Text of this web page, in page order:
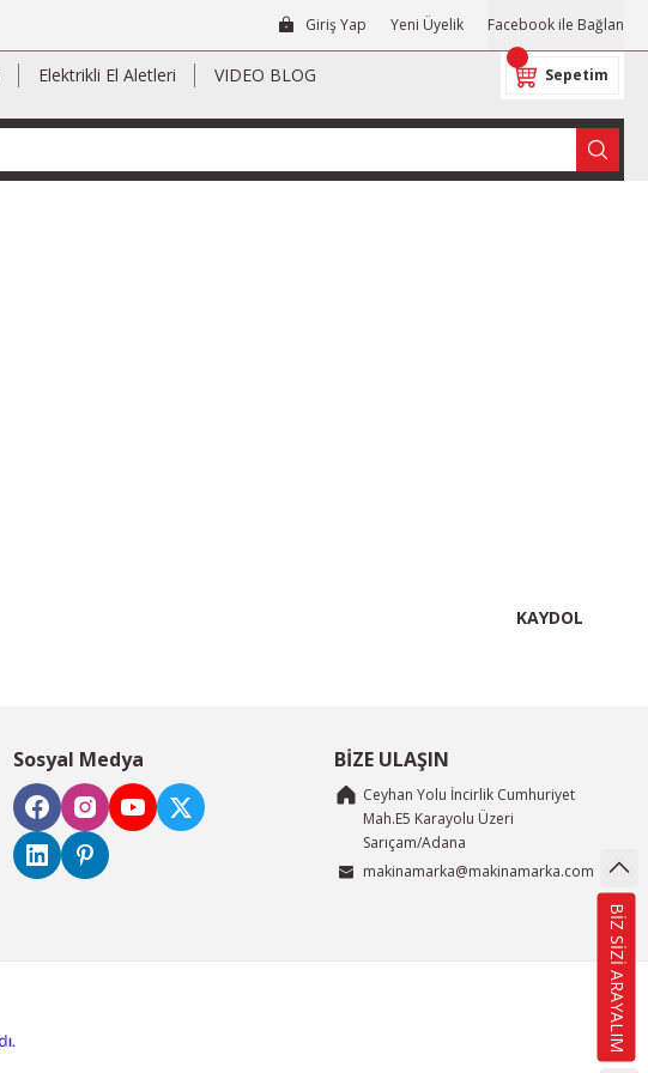
Giriş Yap Yeni Üyelik Facebook ile Bağlan
Elektrikli El Aletleri VIDEO BLOG Sepetim
KAYDOL
Sosyal Medya BİZE ULAŞIN
Ceyhan Yolu İncirlik Cumhuriyet
Mah.E5 Karayolu Üzeri
Sarıçam/Adana
makinamarka@makinamarka.com
BİZ SİZİ ARAYALIM